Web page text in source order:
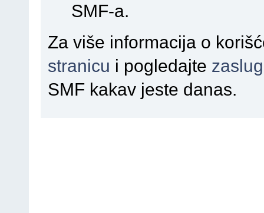
SMF-a.
Za više informacija o
stranicu i pogledajte
SMF kakav jeste danas.